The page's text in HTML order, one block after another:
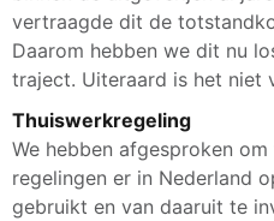
vertraagde dit de
Daarom hebben we dit nu
traject. Uiteraard is het niet
Thuiswerkregeling
We hebben afgesproken
regelingen er in Nederland
gebruikt en van daaruit te